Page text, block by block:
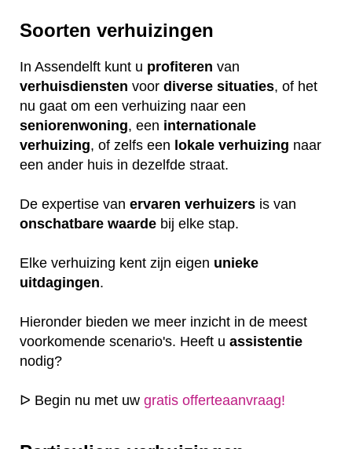
Soorten verhuizingen
In Assendelft kunt u profiteren van
verhuisdiensten voor diverse situaties, of het
nu gaat om een verhuizing naar een
seniorenwoning, een internationale
verhuizing, of zelfs een lokale verhuizing naar
een ander huis in dezelfde straat.
De expertise van ervaren verhuizers is van
onschatbare waarde bij elke stap.
Elke verhuizing kent zijn eigen unieke
uitdagingen.
Hieronder bieden we meer inzicht in de meest
voorkomende scenario's. Heeft u assistentie
nodig?
ᐅ Begin nu met uw gratis offerteaanvraag!